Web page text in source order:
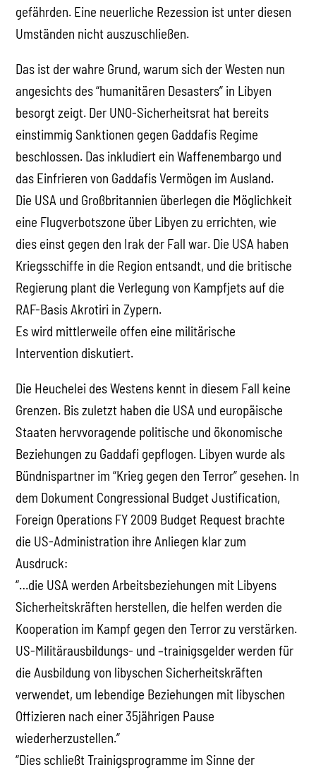
gefährden. Eine neuerliche Rezession ist unter diesen
Umständen nicht auszuschließen.
Das ist der wahre Grund, warum sich der Westen nun
angesichts des “humanitären Desasters” in Libyen
besorgt zeigt. Der UNO-Sicherheitsrat hat bereits
einstimmig Sanktionen gegen Gaddafis Regime
beschlossen. Das inkludiert ein Waffenembargo und
das Einfrieren von Gaddafis Vermögen im Ausland.
Die USA und Großbritannien überlegen die Möglichkeit
eine Flugverbotszone über Libyen zu errichten, wie
dies einst gegen den Irak der Fall war. Die USA haben
Kriegsschiffe in die Region entsandt, und die britische
Regierung plant die Verlegung von Kampfjets auf die
RAF-Basis Akrotiri in Zypern.
Es wird mittlerweile offen eine militärische
Intervention diskutiert.
Die Heuchelei des Westens kennt in diesem Fall keine
Grenzen. Bis zuletzt haben die USA und europäische
Staaten hervvoragende politische und ökonomische
Beziehungen zu Gaddafi gepflogen. Libyen wurde als
Bündnispartner im “Krieg gegen den Terror” gesehen. In
dem Dokument Congressional Budget Justification,
Foreign Operations FY 2009 Budget Request brachte
die US-Administration ihre Anliegen klar zum
Ausdruck:
“…die USA werden Arbeitsbeziehungen mit Libyens
Sicherheitskräften herstellen, die helfen werden die
Kooperation im Kampf gegen den Terror zu verstärken.
US-Militärausbildungs- und –trainigsgelder werden für
die Ausbildung von libyschen Sicherheitskräften
verwendet, um lebendige Beziehungen mit libyschen
Offizieren nach einer 35jährigen Pause
wiederherzustellen.”
“Dies schließt Trainigsprogramme im Sinne der